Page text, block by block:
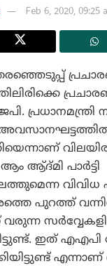
Feb 6, 2020, 09:25
പ്രധാനമന്ത്രി
ആ്ദ്മി പാര്‍ട്ടി
പുറത്ത്
ഇത് എഎപി
എന്നാണ്